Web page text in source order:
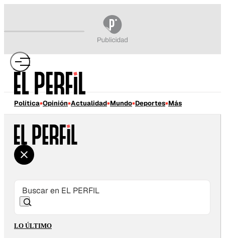
Política Opinión Actualidad Mundo Deportes Más
LO ÚLTIMO